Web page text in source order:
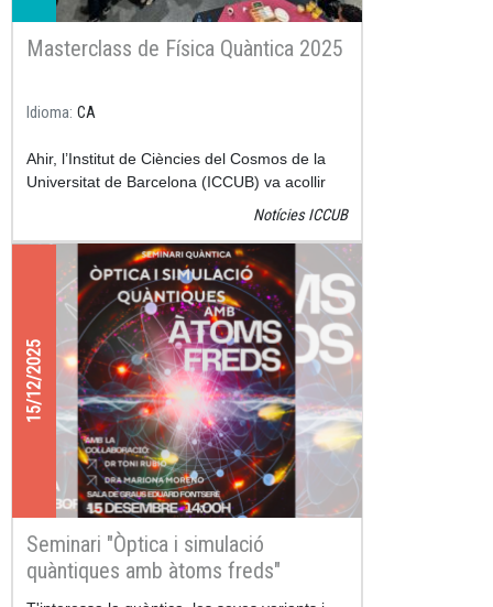
Masterclass de Física Quàntica 2025
Idioma CA
Ahir, l’Institut de Ciències del Cosmos de la
Universitat de Barcelona (ICCUB) va acollir
una jornada excepcional per apropar la física
secundària i batxillerat procedents de tota
Catalunya, incloent localitats tan diverses com
Tremp, Berga, Tarragona o Girona, van
participar en aquesta experiència única,
acompanyats per quinze professors del
projecte Quantum Ambassadors.
Notícies ICCUB
15/12/2025
Seminari "Òptica i simulació
quàntiques amb àtoms freds"